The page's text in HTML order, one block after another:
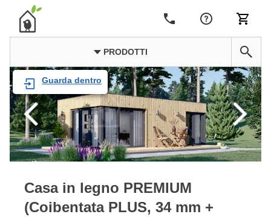
PRODOTTI
Guarda dentro
Casa in legno PREMIUM
(Coibentata PLUS, 34 mm +